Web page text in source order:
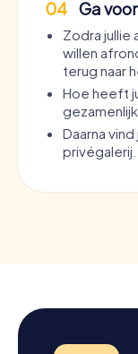
04 Ga
Zodra
willen
terug naar
Hoe heeft
Daarna
privégalerij.